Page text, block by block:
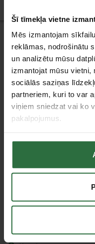
Šī tīmekļa vietne
Mēs izmantojam
reklāmas, nodrošinātu
un analizētu mūsu
izmantojat mūsu vietni,
sociālās saziņas
partneriem, kuri to var
viņiem sniedzat vai ko
pakalpojumus.
Jaunumi
Klientu apkalpošana
Piegāde
Pirkšana uz nomaksu
Garantijas saistības un
Lojalitātes programma
Uzņēmuma
SIA „Gitana tehniskais
Ražotāji